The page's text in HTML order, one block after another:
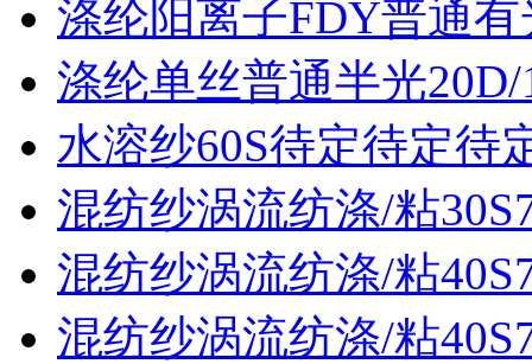
涤纶阳离子FDY普通有
涤纶单丝普通半光20D/
水溶纱60S待定待定待
混纺纱涡流纺涤/粘
混纺纱涡流纺涤/粘
混纺纱涡流纺涤/粘